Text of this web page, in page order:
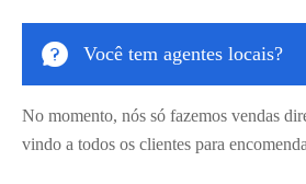
 Você tem agentes locais?
No momento, nós só fazemos vendas
vindo a todos os clientes para